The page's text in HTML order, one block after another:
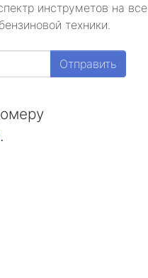
инструметов на все
техники.
Отправить
.